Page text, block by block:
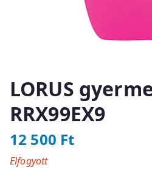
LORUS
RRX99EX9
12 500 Ft
Elfogyott